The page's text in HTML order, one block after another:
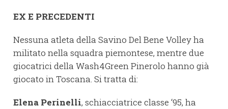
EX E PRECEDENTI
Nessuna atleta della Savino Del Bene Volley ha
militato nella squadra piemontese, mentre due
giocatrici della Wash4Green Pinerolo hanno già
giocato in Toscana. Si tratta di:
Elena Perinelli, schiacciatrice classe ‘95, ha